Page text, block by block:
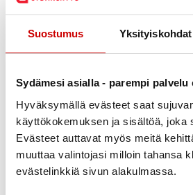
Suostumus Yksityiskohdat
Sydämesi asialla - parempi palvelu
Hyväksymällä evästeet saat
käyttökokemuksen ja sisältöä, joka
Evästeet auttavat myös meitä
muuttaa valintojasi milloin tahansa
evästelinkkiä sivun alakulmassa.
Ravitsemustietoa, ruuanlaittoa,
Lopuksi syödään ja nautitaan
ma 24.10 klo 12:30-15:30,
ma 7.11 klo 12:30-15:30, Nuorisotalo
ma 14.11 klo 12:30-15:30, Nuorisotalo